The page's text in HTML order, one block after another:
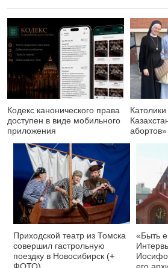
Кодекс канонического права
доступен в виде мобильного
приложения
абортов»
Приходской театр из Томска
совершил гастрольную
поездку в Новосибирск (+
ФОТО)
«Быть
его